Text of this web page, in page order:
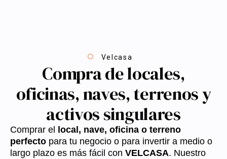
Velcasa
Compra de locales,
oficinas, naves, terrenos y
activos singulares
Comprar el
local, nave, oficina o terreno
perfecto para tu negocio o para invertir a medio o
largo plazo es más fácil con VELCASA. Nuestro